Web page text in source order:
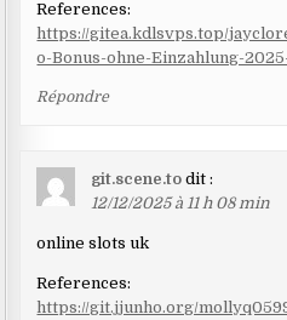
References:
https://gitea.kdlsvps.top/
o-Bonus-ohne-Einzahlung-
Répondre
git.scene.to dit :
12/12/2025 à 11 h 08 min
online slots uk
References:
https://git.jjunho.org/